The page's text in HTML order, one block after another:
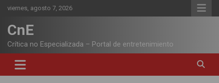
Skip
content
viernes, agosto 7, 2026
CnE
Crítica no Especializada – Portal de entretenimiento